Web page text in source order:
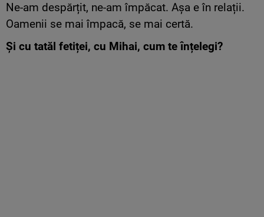
Ne-am despărțit, ne-am împăcat. Așa e în relații.
Oamenii se mai împacă, se mai certă.
Și cu tatăl fetiței, cu Mihai, cum te înțelegi?